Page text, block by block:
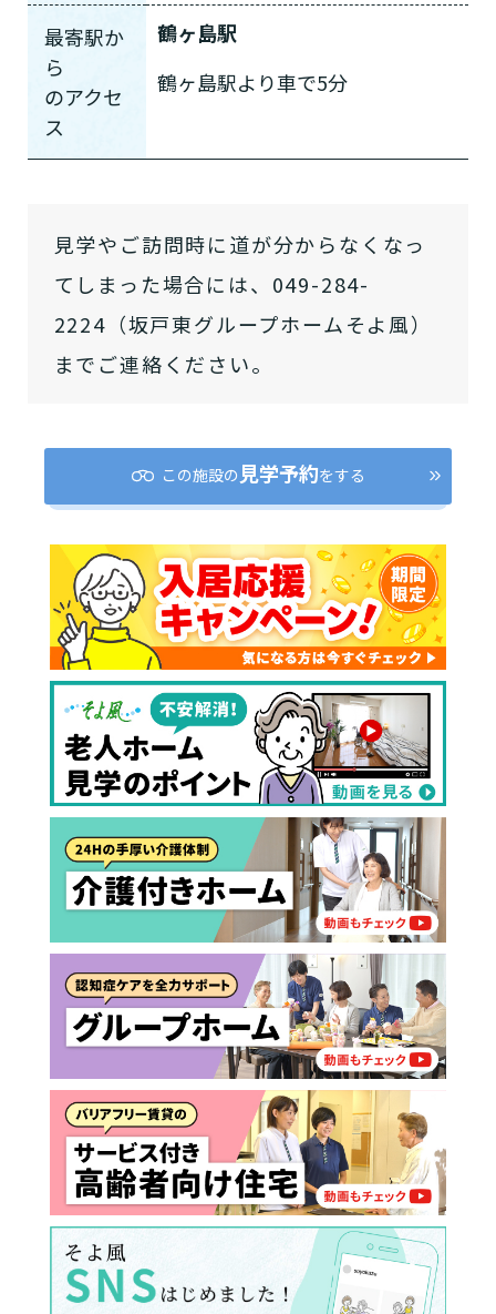
最寄駅か
ら
のアクセ
ス
鶴ヶ島駅
鶴ヶ島駅より車で5分
見学やご訪問時に道が分からなくなっ
てしまった場合には、049-284-
2224（坂戸東グループホームそよ風）
までご連絡ください。
この施設の 見学予約をする
要介護認定を受け、要支援１～２、
ご自宅で生活しながら介護サービス
介護スタッフにご自宅に来てもらい
たいですか？
日帰りで使いたいですか？
要支援１～２・要介護１～２です